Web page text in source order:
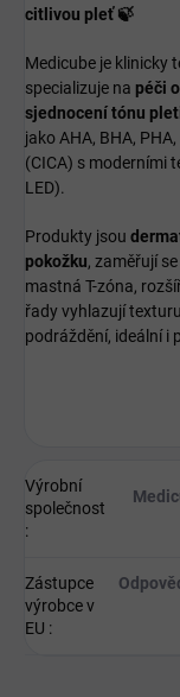
citlivou pleť 🍃
Medicube je klinicky
specializuje na péči
sjednocení tónu
jako AHA, BHA,
(CICA) s moderními
LED).
Produkty jsou
pokožku, zaměřují
mastná T-zóna,
řady vyhlazují
podráždění, ideální i
Výrobní
společnost
:
Zástupce
výrobce v
EU :